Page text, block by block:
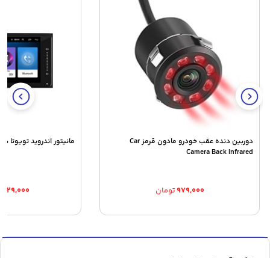
دوربین دنده عقب خودرو مادون قرمز Car
Camera Back Infrared
۹۷۹,۰۰۰تومان
مانیتور اندروید تویوتا